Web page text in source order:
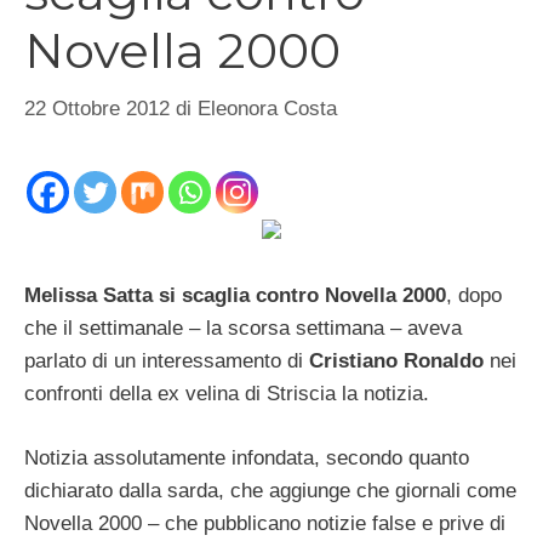
Novella 2000
22 Ottobre 2012 di Eleonora Costa
Melissa Satta si scaglia contro Novella 2000, dopo
che il settimanale – la scorsa settimana – aveva
parlato di un interessamento di Cristiano Ronaldo nei
confronti della ex velina di Striscia la notizia.
Notizia assolutamente infondata, secondo quanto
dichiarato dalla sarda, che aggiunge che giornali come
Novella 2000 – che pubblicano notizie false e prive di